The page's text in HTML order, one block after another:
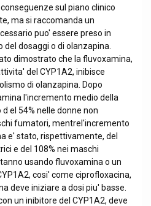
sul piano clinico
ma si raccomanda un
puo' essere preso in
dosaggi o di olanzapina.
dimostrato che la fluvoxamina,
del CYP1A2, inibisce
di olanzapina. Dopo
l'incremento medio della
el 54% nelle donne non
fumatori, mentrel'incremento
e' stato, rispettivamente, del
e del 108% nei maschi
usando fluvoxamina o un
cosi' come ciprofloxacina,
deve iniziare a dosi piu' basse.
un inibitore del CYP1A2, deve